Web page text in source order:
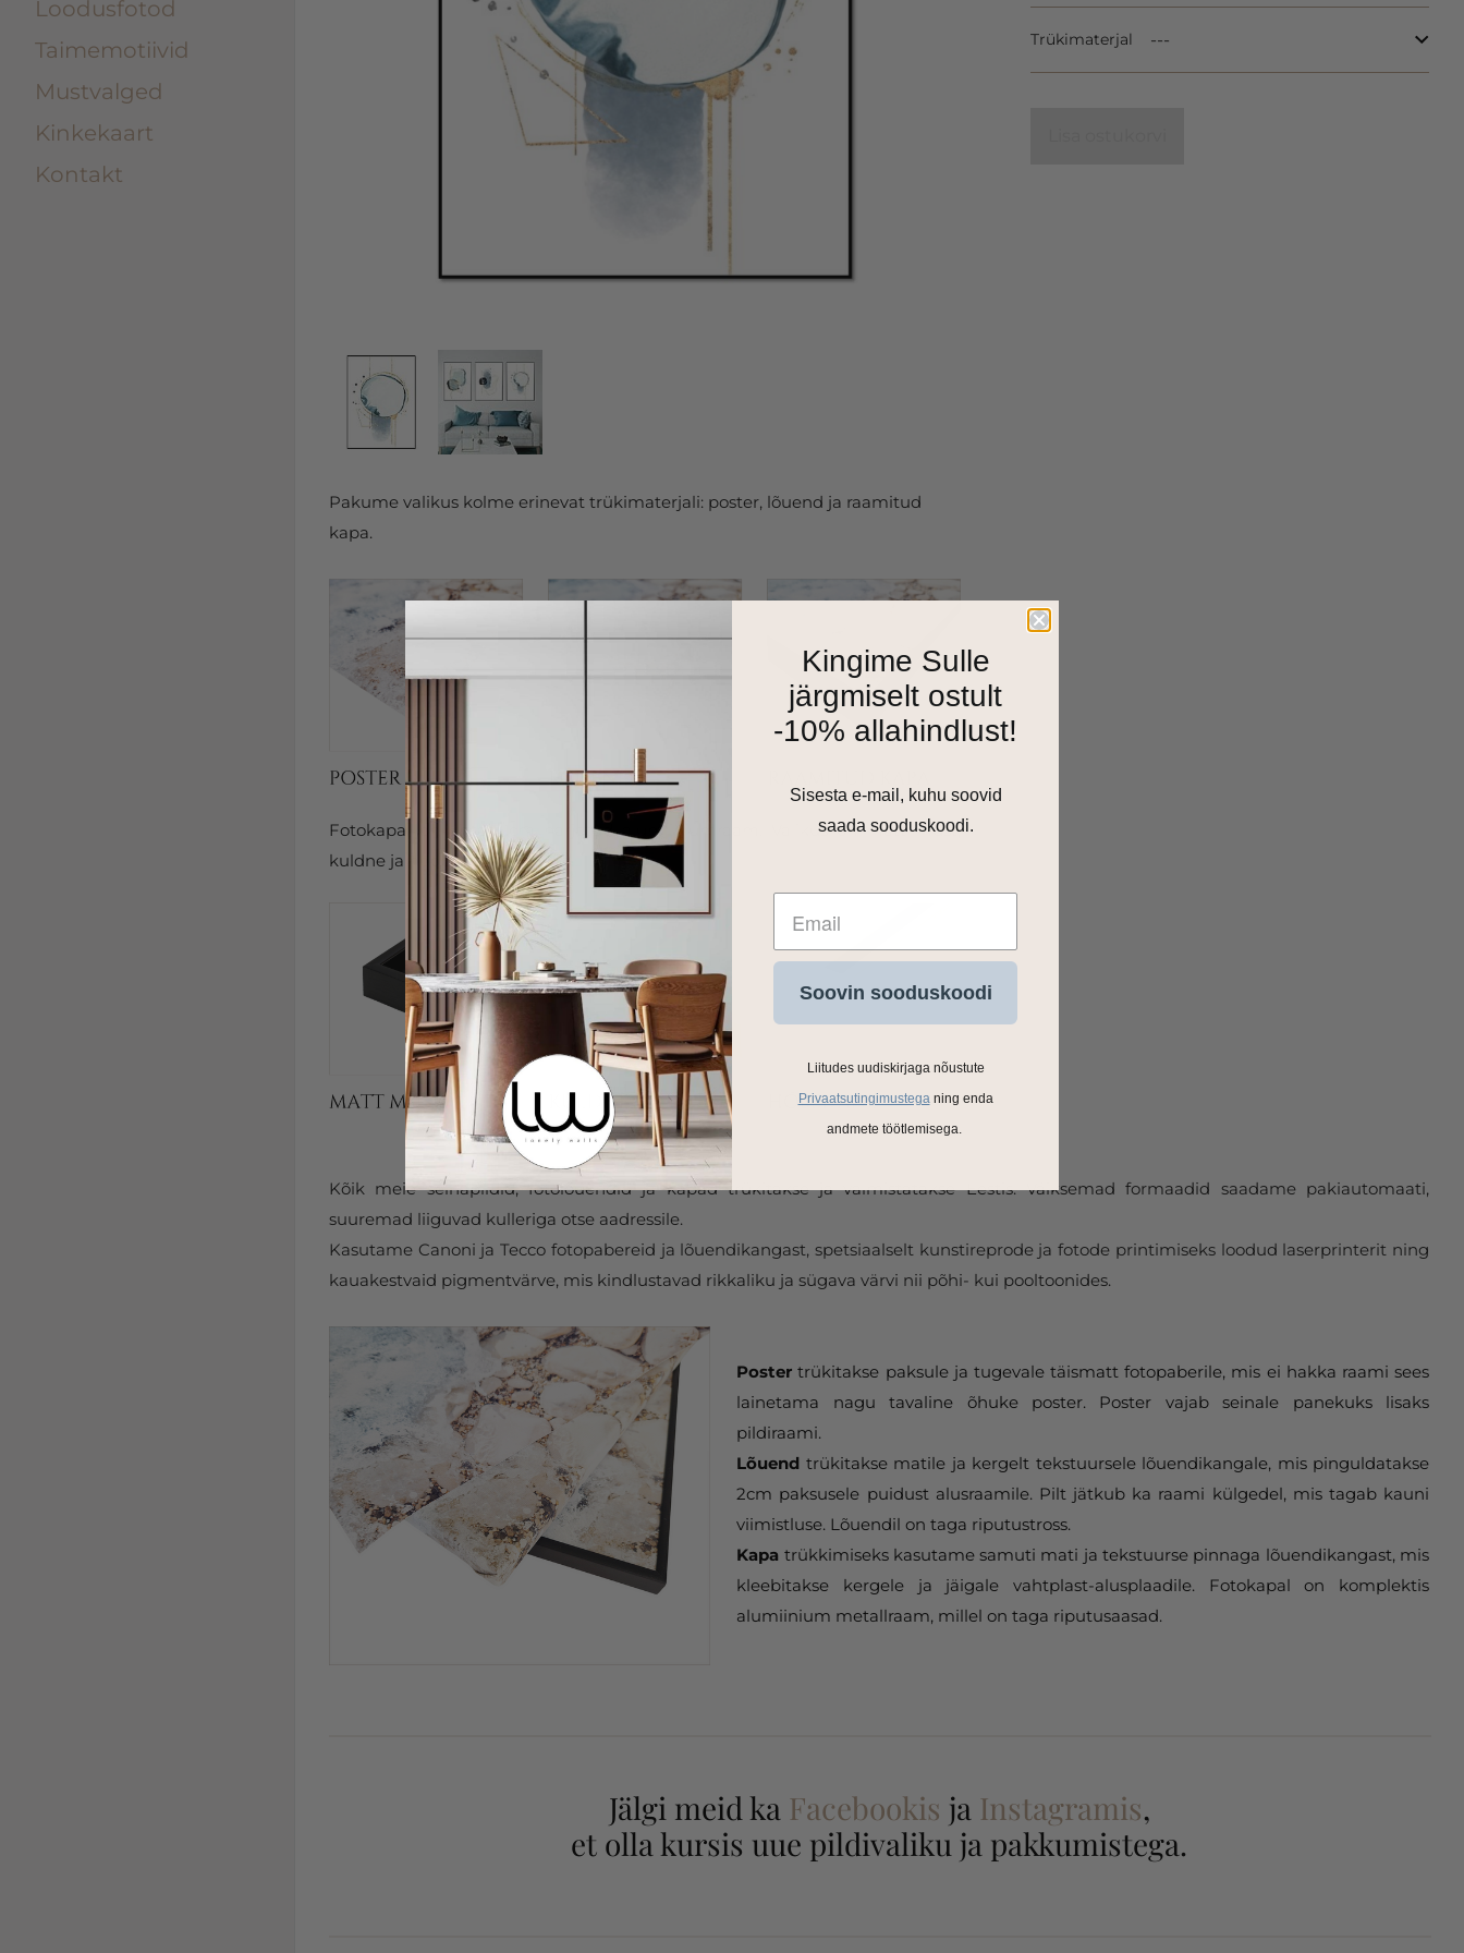
Loodusfotod
Taimemotiivid
Mustvalged
Kinkekaart
Kontakt
Pakume valikus kolme erinevat trükimaterjali: poster, lõuend ja raamitud
kapa.
Fotokapal on kitsas 1cm harjatud alumiiniumraam. Valikus on matt must,
kuldne ja hõbedane toon.
Trükimaterjal
Kõik meie seinapildid, fotolõuendid ja kapad trükitakse ja valmistatakse Eestis. Väiksemad formaadid saadame pakiautomaati,
suuremad liiguvad kulleriga otse aadressile.
Kasutame Canoni ja Tecco fotopabereid ja lõuendikangast, spetsiaalselt kunstireprode ja fotode printimiseks loodud laserprinterit ning
kauakestvaid pigmentvärve, mis kindlustavad rikkaliku ja sügava värvi nii põhi- kui pooltoonides.
Poster trükitakse paksule ja tugevale täismatt fotopaberile, mis ei hakka raami sees
lainetama nagu tavaline õhuke poster. Poster vajab seinale panekuks lisaks
pildiraami.
Lõuend trükitakse matile ja kergelt tekstuursele lõuendikangale, mis pinguldatakse
2cm paksusele puidust alusraamile. Pilt jätkub ka raami külgedel, mis tagab kauni
viimistluse. Lõuendil on taga riputustross.
Kapa trükkimiseks kasutame samuti mati ja tekstuurse pinnaga lõuendikangast, mis
kleebitakse kergele ja jäigale vahtplast-alusplaadile. Fotokapal on komplektis
alumiinium metallraam, millel on taga riputusaasad.
Jälgi meid ka Facebookis ja Instagramis,
et olla kursis uue pildivaliku ja pakkumistega.
Kingime Sulle
järgmiselt ostult
-10% allahindlust!
Sisesta e-mail, kuhu soovid
saada sooduskoodi.
Soovin sooduskoodi
Liitudes uudiskirjaga nõustute
Privaatsutingimustega ning enda
andmete töötlemisega.